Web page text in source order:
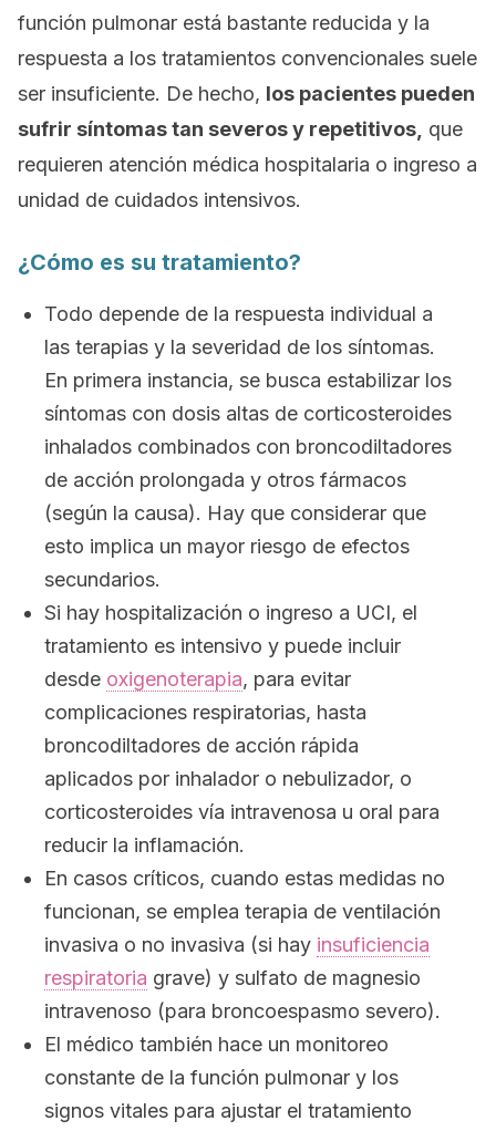
función pulmonar está bastante reducida y la
respuesta a los tratamientos convencionales suele
ser insuficiente. De hecho, los pacientes pueden
sufrir síntomas tan severos y repetitivos, que
requieren atención médica hospitalaria o ingreso a
unidad de cuidados intensivos.
¿Cómo es su tratamiento?
Todo depende de la respuesta individual a
las terapias y la severidad de los síntomas.
En primera instancia, se busca estabilizar los
síntomas con dosis altas de corticosteroides
inhalados combinados con broncodiltadores
de acción prolongada y otros fármacos
(según la causa). Hay que considerar que
esto implica un mayor riesgo de efectos
secundarios.
Si hay hospitalización o ingreso a UCI, el
tratamiento es intensivo y puede incluir
desde oxigenoterapia, para evitar
complicaciones respiratorias, hasta
broncodiltadores de acción rápida
aplicados por inhalador o nebulizador, o
corticosteroides vía intravenosa u oral para
reducir la inflamación.
En casos críticos, cuando estas medidas no
funcionan, se emplea terapia de ventilación
invasiva o no invasiva (si hay insuficiencia
respiratoria grave) y sulfato de magnesio
intravenoso (para broncoespasmo severo).
El médico también hace un monitoreo
constante de la función pulmonar y los
signos vitales para ajustar el tratamiento